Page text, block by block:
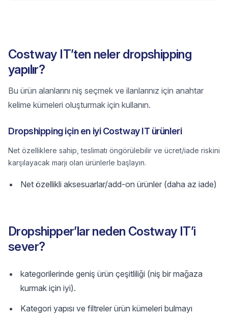
Costway IT’ten neler dropshipping
yapılır?
Bu ürün alanlarını niş seçmek ve ilanlarınız için anahtar
kelime kümeleri oluşturmak için kullanın.
Dropshipping için en iyi Costway IT ürünleri
Net özelliklere sahip, teslimatı öngörülebilir ve ücret/iade riskini
karşılayacak marjı olan ürünlerle başlayın.
Net özellikli aksesuarlar/add-on ürünler (daha az iade)
Dropshipper’lar neden Costway IT’i
sever?
kategorilerinde geniş ürün çeşitliliği (niş bir mağaza
kurmak için iyi).
Kategori yapısı ve filtreler ürün kümeleri bulmayı